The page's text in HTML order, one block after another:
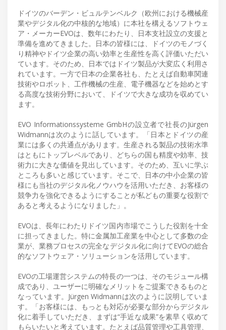
ドイツのバーデン・ビュルテンベルク（欧州における機械産
業やデジタル化の中核的な地域）に本社を構えるソフトウェ
ア・メーカーEVOは、数年にわたり、日本支社設立の支援と
準備を進めてきました。日本の皆様には、ドイツのモノづく
り精神やドイツ企業の高い効率と生産性を高く評価いただい
ています。そのため、日本ではドイツ製品が大変広く利用さ
れています。一方で日本の企業各社も、たとえば自動車関連
技術やロボット、工作機械の生産、電子機器などを始めとす
る高度な技術分野において、ドイツで大きな成功を収めてい
ます。
EVO Informationssysteme GmbHの設立者で社長のJürgen
Widmannは次のように話しています。「日本とドイツの産
業には多くの共通点があります。生産される製品の技術水準
はともにトップレベルであり、どちらの国も精度や効率、技
術力に大きな価値を見出しています。そのため、互いに学ぶ
ところも多いと感じています。そこで、日本の中小企業の皆
様にも当社のデジタル化ノウハウを活用いただき、お客様の
競争力を強化できるようにすることが私どもの重要な役割で
あると考えるようになりました」。
EVOは、長年にわたりドイツ国内市場でこうした役割を十全
に担ってきました。特に金属加工産業を中心として多数の企
業が、業務プロセスの完全なデジタル化に向けてEVOの総合
的なソフトウェア・ソリューションを活用しています。
EVOの工場運営システムの特長の一つは、そのモジュール構
成であり、ユーザーに明確なメリットをご提案できるものと
なっています。Jürgen Widmannは次のように説明していま
す。「お客様には、もっとも対応が必要な部分からデジタル
化に着手していただき、まずは“手近な成果”を素早く収めて
もらいたいと考えています。たとえば品質管理や工具管理、